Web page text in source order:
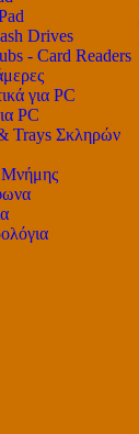
Drives
- Card Readers
για PC
PC
Trays Σκληρών
Μνήμης